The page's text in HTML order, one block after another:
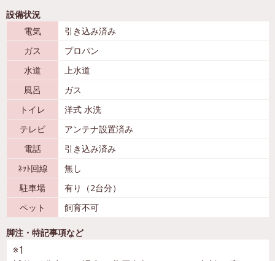
設備状況
電気
引き込み済み
ガス
プロパン
水道
上水道
風呂
ガス
トイレ
洋式 水洗
テレビ
アンテナ設置済み
電話
引き込み済み
ﾈｯﾄ回線
無し
駐車場
有り（2台分）
ペット
飼育不可
脚注・特記事項など
※1